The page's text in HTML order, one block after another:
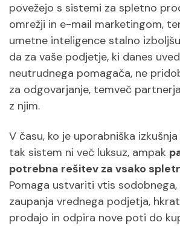
povežejo s sistemi za spletno
omrežji in e-mail marketingom,
umetne inteligence stalno
da za vaše podjetje, ki danes
neutrudnega pomagača, ne
za odgovarjanje, temveč
z njim.
V času, ko je uporabniška
tak sistem ni več luksuz, ampak
potrebna rešitev za vsako
Pomaga ustvariti vtis sodobnega,
zaupanja vrednega podjetja,
prodajo in odpira nove poti do